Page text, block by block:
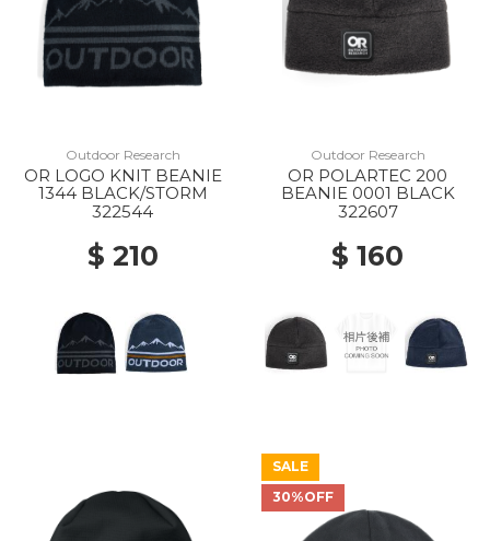
Outdoor Research
OR LOGO KNIT BEANIE
1344 BLACK/STORM
322544
$ 210
Outdoor Research
OR POLARTEC 200
BEANIE 0001 BLACK
322607
$ 160
SALE
30%OFF